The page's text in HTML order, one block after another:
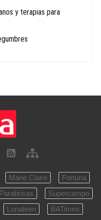
y terapias para
Marie Claire
Fortuna
Parabrisas
Supercampo
Lunateen BATimes